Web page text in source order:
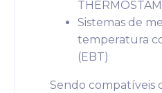
Sistemas de
temperatura
(EBT)
Sendo compatíveis